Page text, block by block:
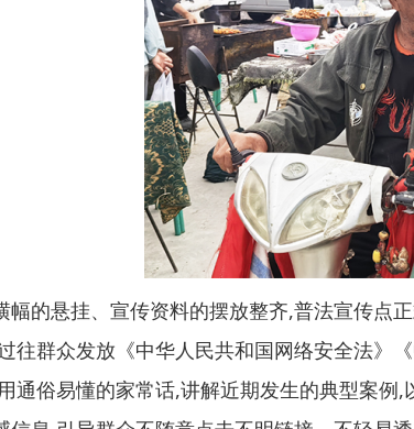
幅的悬挂、宣传资料的摆放整齐,普法宣传点
往群众发放《中华人民共和国网络安全法》
通俗易懂的家常话,讲解近期发生的典型案例